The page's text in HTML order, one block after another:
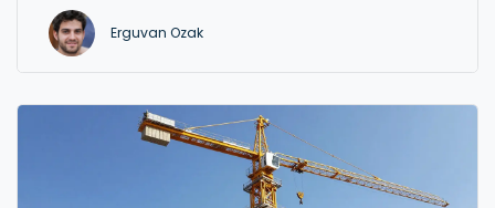
Erguvan Ozak